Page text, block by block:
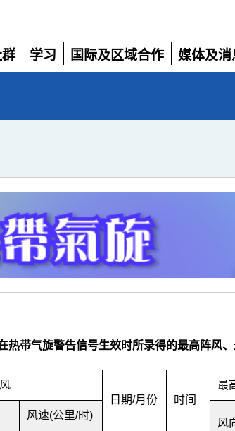
学习
展
国际及区域合作
展
媒体及消
展
热带气旋警告信号生效时所录得的最高阵风
日期/月份
时间
最
风速(公里/时)
风